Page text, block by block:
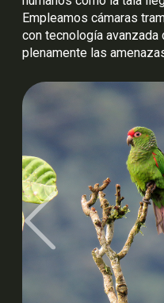
Empleamos cámaras
con tecnología avanzada
plenamente las
Previous